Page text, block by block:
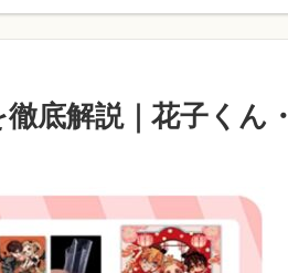
底解説｜花子くん・